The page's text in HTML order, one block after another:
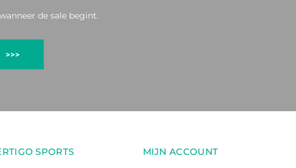
de sale begint.
>>>
SPORTS MIJN ACCOUNT